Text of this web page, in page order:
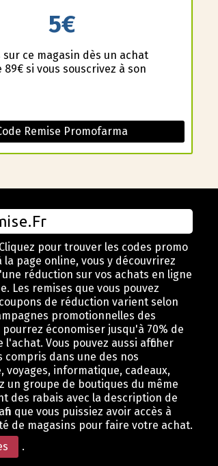
5€
sur ce magasin dès un achat
89€ si vous souscrivez à son
Remise Promofarma
pour trouver les codes promo
la page online, vous y découvrirez
réduction sur vos achats en ligne
Les remises que vous pouvez
de réduction varient selon
promotionnelles des
pourrez économiser jusqu'à 70% de
Vous pouvez aussi afficher
compris dans une des nos
voyages, informatique, cadeaux,
un groupe de boutiques du même
des rabais avec la description de
que vous puissiez avoir accès à
de magasins pour faire votre achat.
.